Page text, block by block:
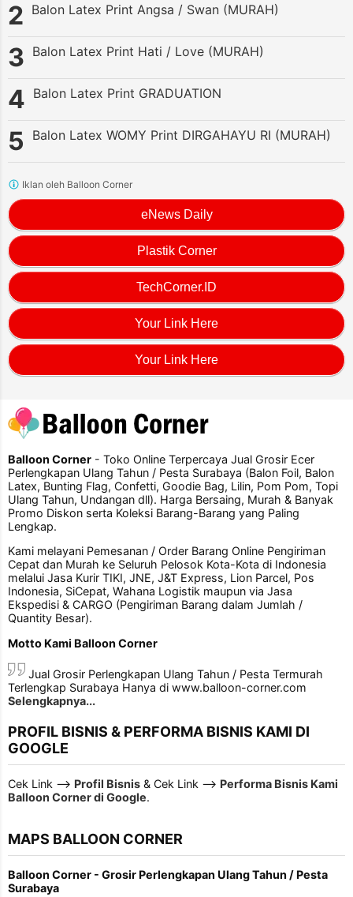
Balon Latex Print Angsa / Swan (MURAH)
Balon Latex Print Hati / Love (MURAH)
Balon Latex Print GRADUATION
Balon Latex WOMY Print DIRGAHAYU RI (MURAH)
eNews Daily
Plastik Corner
TechCorner.ID
Your Link Here
Your Link Here
Iklan oleh Balloon Corner
Balloon Corner - Toko Online Terpercaya Jual Grosir Ecer
Perlengkapan Ulang Tahun / Pesta Surabaya (Balon Foil, Balon
Latex, Bunting Flag, Confetti, Goodie Bag, Lilin, Pom Pom, Topi
Ulang Tahun, Undangan dll). Harga Bersaing, Murah & Banyak
Promo Diskon serta Koleksi Barang-Barang yang Paling
Lengkap.
Kami melayani Pemesanan / Order Barang Online Pengiriman
Cepat dan Murah ke Seluruh Pelosok Kota-Kota di Indonesia
melalui Jasa Kurir TIKI, JNE, J&T Express, Lion Parcel, Pos
Indonesia, SiCepat, Wahana Logistik maupun via Jasa
Ekspedisi & CARGO (Pengiriman Barang dalam Jumlah /
Quantity Besar).
Motto Kami Balloon Corner
Jual Grosir Perlengkapan Ulang Tahun / Pesta Termurah
Terlengkap Surabaya Hanya di www.balloon-corner.com
Selengkapnya...
PROFIL BISNIS & PERFORMA BISNIS KAMI DI
GOOGLE
Cek Link --> Profil Bisnis & Cek Link --> Performa Bisnis Kami
Balloon Corner di Google.
MAPS BALLOON CORNER
Balloon Corner - Grosir Perlengkapan Ulang Tahun / Pesta
Surabaya